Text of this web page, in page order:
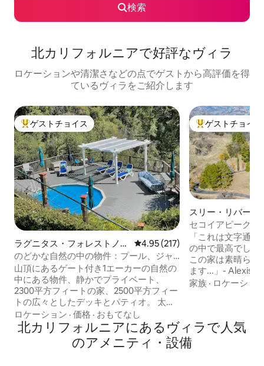
検索
北カリフォルニアで好評なヴィラ
ロケーションや清潔さなどの点でゲストから高評価を得
ているヴィラをご紹介します
大好評のゲストチョイスです。
ゲストチョイス
ラグニタス・フォレストノー
ルズのヴィラ
レビュー217件、5つ星中4.95つ
4.95 (217)
のどかな自然の中の物件：プール、ジャ
グジー、パットグリーン、庭園
山頂にあるゲート付き1エーカーの自然の
中にある物件、静かでプライベート、
2300平方フィートの家、2500平方フィー
トの広々としたデッキとパティオ。 太陽
熱温水プール。 太陽！広大な森の景色。
4寝室、3バスルーム（4つ目の寝室は広い
ファミリールームで、高級なアメリカン
レザーのクイーンサイズソファベッド、
ロケーション · 価格 · おもてなし
大好評のゲスト
ゲストチョイス
スリー・リバース
セコイアピークス
スパ、ゲーム
「これは文字通
の中で最高でした
この家は素晴らし
ます...」- Alexis '25 - セコイア国立公
で4マイル、景色
ム 4K HDテレビ - 寝室1にはキングサイズ
ベッド、マスター
があります - 寝室
家族 · ロケーショ
北カリフォルニアにあるヴィラで人気
のアメニティ・設備